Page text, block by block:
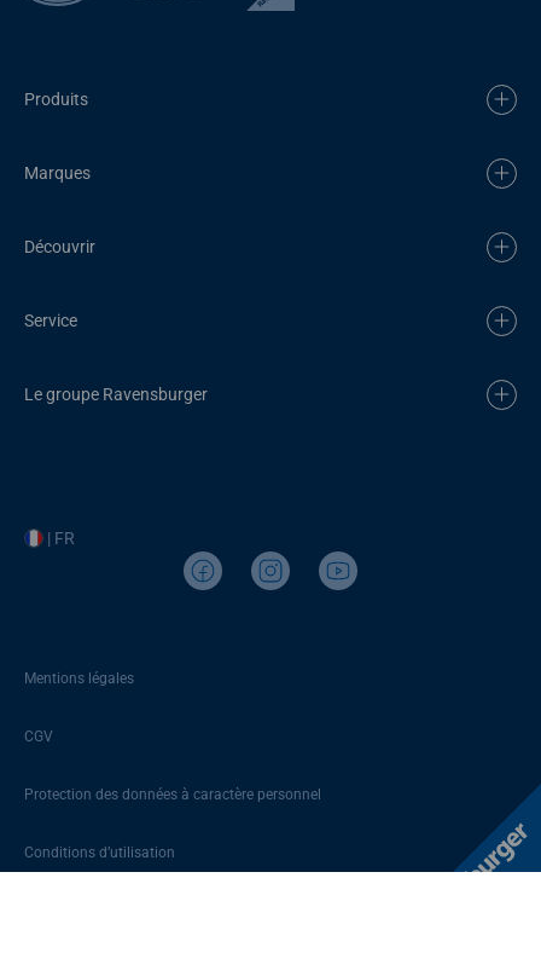
Produits
Marques
Découvrir
Service
Le groupe Ravensburger
| FR
Mentions légales
CGV
Protection des données à caractère personnel
Conditions d’utilisation